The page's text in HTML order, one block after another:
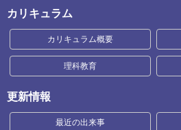
カリキュラム
カリキュラム概要
理科教育
更新情報
最近の出来事